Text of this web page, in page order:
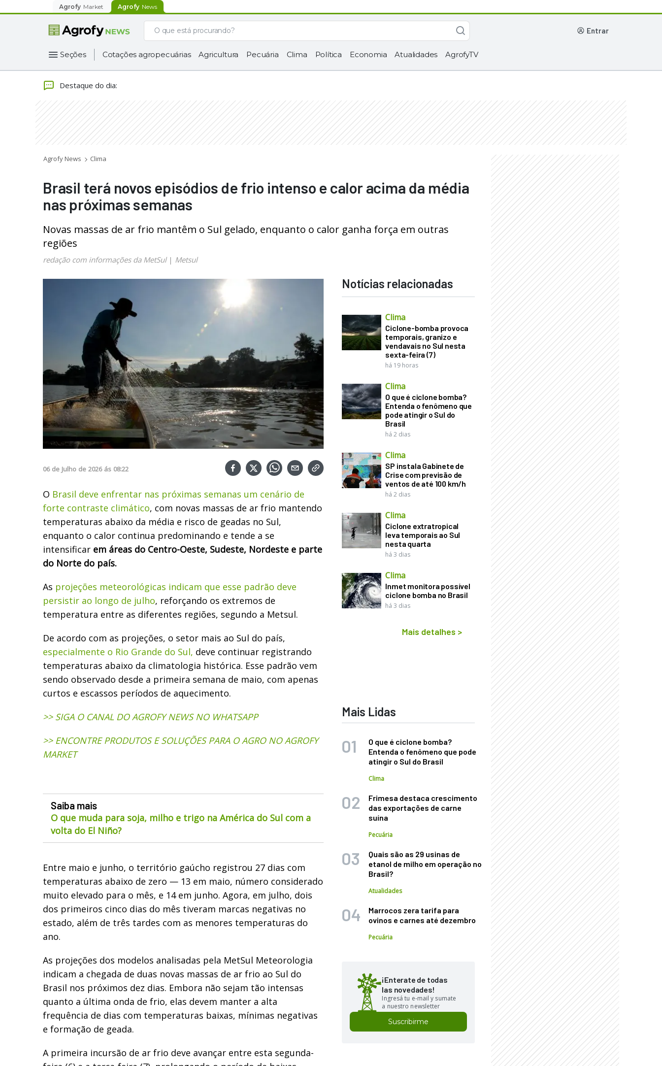
Agrofy Market Agrofy News
entrar
Seções Cotações agropecuárias Agricultura Pecuária Clima Política Economia Atualidades AgrofyTV
Destaque do dia:
Agrofy News Clima
Brasil terá novos episódios de frio intenso e calor acima da média
nas próximas semanas
Novas massas de ar frio mantêm o Sul gelado, enquanto o calor ganha força em outras
regiões
redação com informações da MetSul| Metsul
06 de Julho de 2026 ás 08:22
O Brasil deve enfrentar nas próximas semanas um cenário de
forte contraste climático, com novas massas de ar frio mantendo
temperaturas abaixo da média e risco de geadas no Sul,
enquanto o calor continua predominando e tende a se
intensificar em áreas do Centro-Oeste, Sudeste, Nordeste e parte
do Norte do país.
As projeções meteorológicas indicam que esse padrão deve
persistir ao longo de julho, reforçando os extremos de
temperatura entre as diferentes regiões, segundo a Metsul.
De acordo com as projeções, o setor mais ao Sul do país,
especialmente o Rio Grande do Sul, deve continuar registrando
temperaturas abaixo da climatologia histórica. Esse padrão vem
sendo observado desde a primeira semana de maio, com apenas
curtos e escassos períodos de aquecimento.
>> SIGA O CANAL DO AGROFY NEWS NO WHATSAPP
>> ENCONTRE PRODUTOS E SOLUÇÕES PARA O AGRO NO AGROFY
MARKET
Saiba mais
O que muda para soja, milho e trigo na América do Sul com a
volta do El Niño?
Entre maio e junho, o território gaúcho registrou 27 dias com
temperaturas abaixo de zero — 13 em maio, número considerado
muito elevado para o mês, e 14 em junho. Agora, em julho, dois
dos primeiros cinco dias do mês tiveram marcas negativas no
estado, além de três tardes com as menores temperaturas do
ano.
As projeções dos modelos analisadas pela MetSul Meteorologia
indicam a chegada de duas novas massas de ar frio ao Sul do
Brasil nos próximos dez dias. Embora não sejam tão intensas
quanto a última onda de frio, elas devem manter a alta
frequência de dias com temperaturas baixas, mínimas negativas
e formação de geada.
A primeira incursão de ar frio deve avançar entre esta segunda-
Notícias relacionadas
Clima
Ciclone-bomba provoca
temporais, granizo e
vendavais no Sul nesta
sexta-feira (7)
há 19 horas
Clima
O que é ciclone bomba?
Entenda o fenômeno que
pode atingir o Sul do
Brasil
há 2 dias
Clima
SP instala Gabinete de
Crise com previsão de
ventos de até 100 km/h
há 2 dias
Clima
Ciclone extratropical
leva temporais ao Sul
nesta quarta
há 3 dias
Clima
Inmet monitora possível
ciclone bomba no Brasil
há 3 dias
Mais detalhes >
Mais Lidas
O que é ciclone bomba?
Entenda o fenômeno que pode
atingir o Sul do Brasil
Clima
Frimesa destaca crescimento
das exportações de carne
suína
Pecuária
Quais são as 29 usinas de
etanol de milho em operação no
Brasil?
Atualidades
Marrocos zera tarifa para
ovinos e carnes até dezembro
Pecuária
¡Enterate de todas
las novedades!
Ingresá tu e-mail y sumate
a nuestro newsletter
Suscribirme